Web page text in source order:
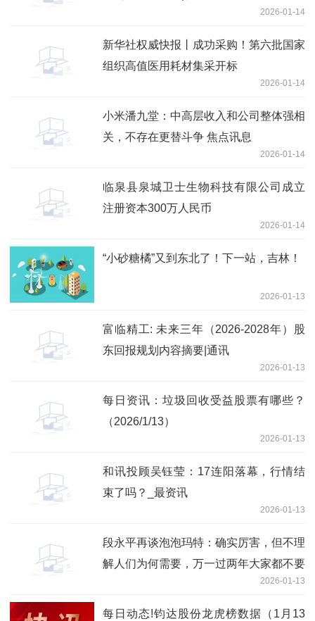
2026-01-14
新华社权威快报丨成功采购！第六批国家
组织高值医用耗材集采开标
2026-01-14
小米潘九堂：中高层收入和公司整体强相
关，不存在更替斗争 焦点讯息
2026-01-14
临泉县泉城卫士生物科技有限公司成立
注册资本300万人民币
2026-01-14
“小砂糖橘”又到东北了！下一站，吉林！
2026-01-13
富临精工: 未来三年（2026-2028年）股
东回报规划内容摘要|通讯
2026-01-13
每日资讯：垃圾回收受益股票有哪些？
（2026/1/13）
2026-01-13
和讯投顾吴钰莹：17连阳落幕，行情结
束了吗？_最资讯
2026-01-13
段永平再谈泡泡玛特：确实厉害，但不理
解人们为何需要，万一过两年大家都不要
2026-01-13
每日动态!钧达股份龙虎榜数据（1月13